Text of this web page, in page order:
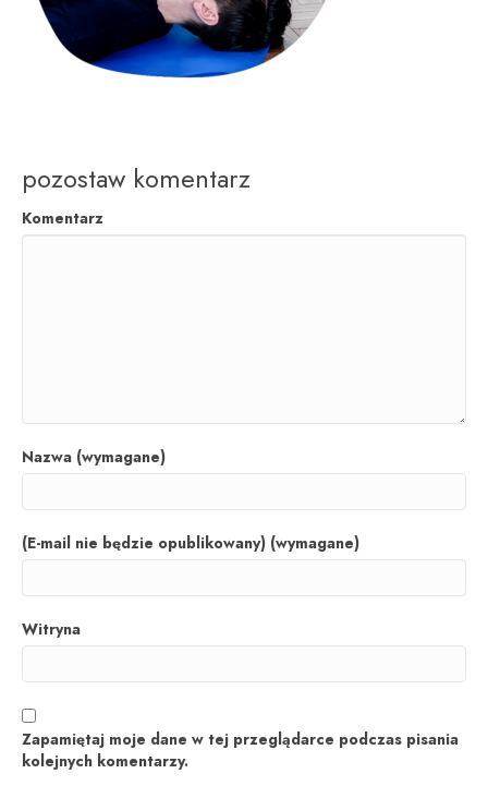
pozostaw komentarz
Komentarz
Nazwa (wymagane)
(E-mail nie będzie opublikowany) (wymagane)
Witryna
Zapamiętaj moje dane w tej przeglądarce podczas pisania
kolejnych komentarzy.